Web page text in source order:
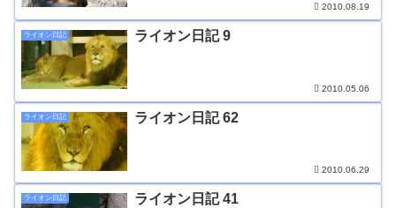
2010.08.19
ライオン日記 ライオン日記 9
2010.05.06
ライオン日記 ライオン日記 62
2010.06.29
ライオン日記 ライオン日記 41